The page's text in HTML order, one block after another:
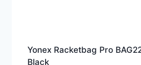
Yonex Racketbag Pro
Black